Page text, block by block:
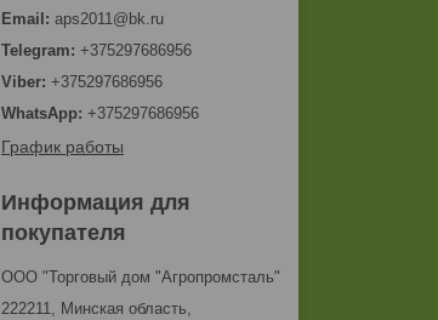
aps2011@bk.ru
+375297686956
+375297686956
+375297686956
График работы
Информация для
покупателя
ООО "Торговый дом "Агропромсталь"
222211, Минская область,